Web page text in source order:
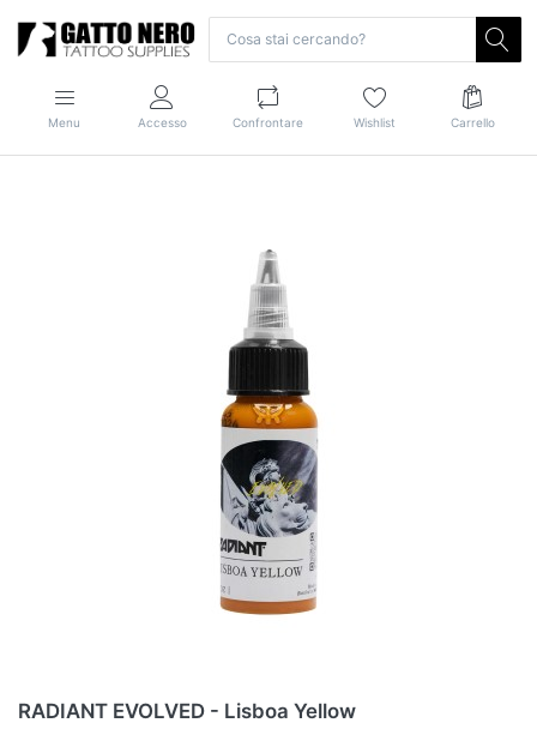
Menu Accesso Confrontare Wishlist Carrello
RADIANT EVOLVED - Lisboa Yellow